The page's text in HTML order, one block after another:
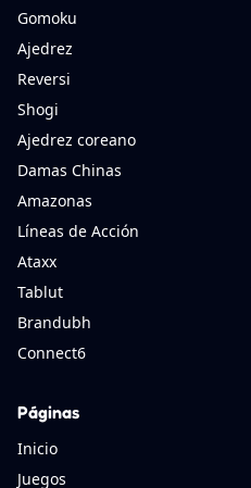
Gomoku
Ajedrez
Reversi
Shogi
Ajedrez coreano
Damas Chinas
Amazonas
Líneas de Acción
Ataxx
Tablut
Brandubh
Connect6
Páginas
Inicio
Juegos